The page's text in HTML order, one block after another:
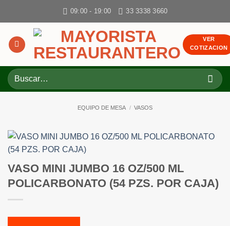
09:00 - 19:00 33 3338 3660
VER
COTIZACION
Buscar
por:
EQUIPO DE MESA / VASOS
VASO MINI JUMBO 16 OZ/500 ML
POLICARBONATO (54 PZS. POR CAJA)